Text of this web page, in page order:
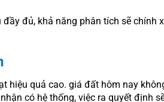
đủ, khả năng phân tích sẽ chính
hiệu quả cao. giá đất hôm nay
có hệ thống, việc ra quyết định